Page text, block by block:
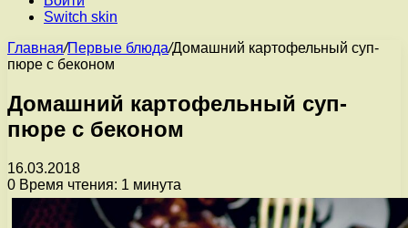
Switch skin
Главная/Первые блюда/Домашний картофельный суп-
пюре с беконом
Домашний картофельный суп-
пюре с беконом
16.03.2018
0 Время чтения: 1 минута